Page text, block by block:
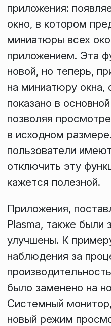
приложения:
окно, в котором
миниатюры всех
приложением. Эта
новой, но теперь,
на миниатюру окна,
показано в
позволяя
в исходном
пользователи
отключить эту
кажется полезной.
Приложения,
Plasma, также были
улучшены. К
наблюдения за
было заменено на
Системный монитор
новый режим